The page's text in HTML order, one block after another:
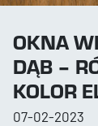
OKNA
DĄB –
KOLOR
07-02-2023